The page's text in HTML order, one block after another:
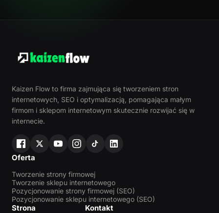
Kaizen Flow to firma zajmująca się tworzeniem stron
internetowych, SEO i optymalizacją, pomagająca małym
firmom i sklepom internetowym skutecznie rozwijać się w
internecie.
Oferta
Tworzenie strony firmowej
Tworzenie sklepu internetowego
Pozycjonowanie strony firmowej (SEO)
Pozycjonowanie sklepu internetowego (SEO)
Strona Kontakt